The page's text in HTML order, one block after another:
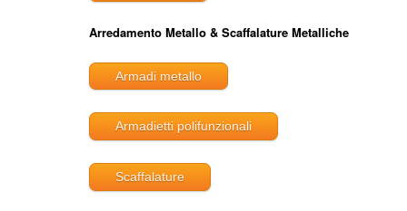
Arredamento Metallo & Scaffalature Metalliche
Armadi metallo
Armadietti polifunzionali
Scaffalature